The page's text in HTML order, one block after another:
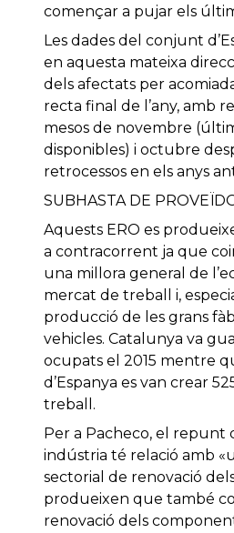
començar a pujar els
Les dades del conjunt
en aquesta mateixa
dels afectats per
recta final de l’any, amb
mesos de novembre
disponibles) i octubre
retrocessos en els anys
SUBHASTA DE
Aquests ERO es
a contracorrent ja que
una millora general de
mercat de treball i,
producció de les grans
vehicles. Catalunya va
ocupats el 2015 mentre
d’Espanya es van crear
treball.
Per a Pacheco, el repunt
indústria té relació amb
sectorial de renovació
produeixen que també
renovació dels